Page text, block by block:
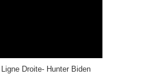
Droite- Hunter Biden